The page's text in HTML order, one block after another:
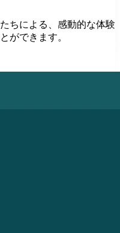
ちによる、感動的な体験
ができます。